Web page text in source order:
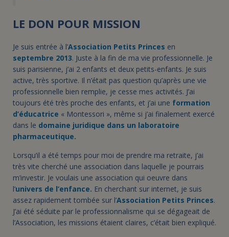
LE DON POUR MISSION
Je suis entrée à l’Association Petits Princes en
septembre 2013. Juste à la fin de ma vie professionnelle. Je
suis parisienne, j’ai 2 enfants et deux petits-enfants. Je suis
active, très sportive. Il n’était pas question qu’après une vie
professionnelle bien remplie, je cesse mes activités. J’ai
toujours été très proche des enfants, et j’ai une formation
d’éducatrice « Montessori », même si j’ai finalement exercé
dans le domaine juridique dans un laboratoire
pharmaceutique.
Lorsqu’il a été temps pour moi de prendre ma retraite, j’ai
très vite cherché une association dans laquelle je pourrais
m’investir. Je voulais une association qui oeuvre dans
l’univers de l’enfance. En cherchant sur internet, je suis
assez rapidement tombée sur l’Association Petits Princes.
J’ai été séduite par le professionnalisme qui se dégageait de
l’Association, les missions étaient claires, c’était bien expliqué.